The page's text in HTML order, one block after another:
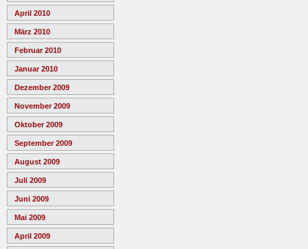
April 2010
März 2010
Februar 2010
Januar 2010
Dezember 2009
November 2009
Oktober 2009
September 2009
August 2009
Juli 2009
Juni 2009
Mai 2009
April 2009